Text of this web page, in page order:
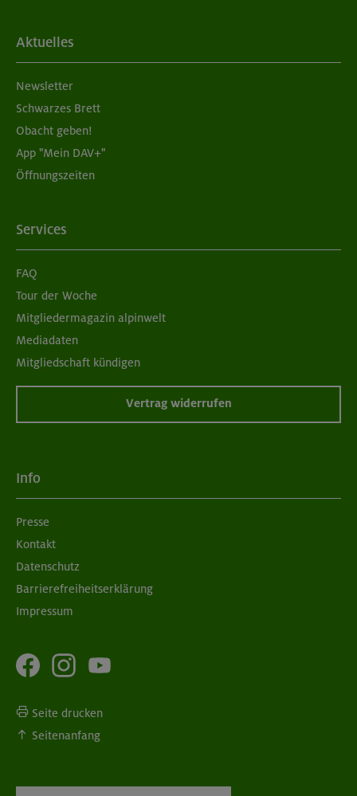
Aktuelles
Newsletter
Schwarzes Brett
Obacht geben!
App "Mein DAV+"
Öffnungszeiten
Services
FAQ
Tour der Woche
Mitgliedermagazin alpinwelt
Mediadaten
Mitgliedschaft kündigen
Vertrag widerrufen
Info
Presse
Kontakt
Datenschutz
Barrierefreiheitserklärung
Impressum
Seite drucken
Seitenanfang